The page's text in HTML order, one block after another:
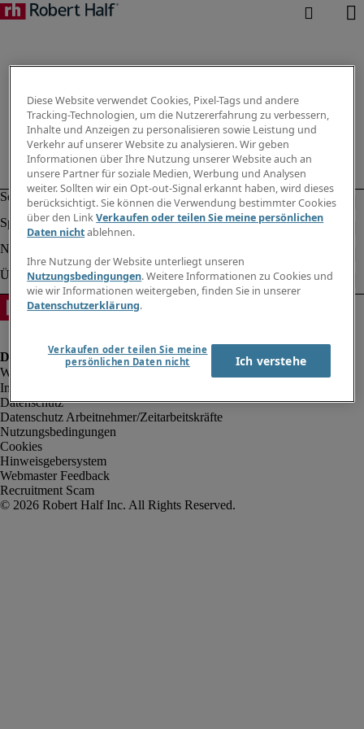
Impressum
Datenschutz
Datenschutz Arbeitnehmer/Zeitarbeitskräfte
Nutzungsbedingungen
Cookies
Hinweisgebersystem
Webmaster Feedback
Recruitment Scam
Diese Website verwendet Cookies, Pixel-Tags und andere
Tracking-Technologien, um die Nutzererfahrung zu verbessern,
Inhalte und Anzeigen zu personalisieren sowie Leistung und
Verkehr auf unserer Website zu analysieren. Wir geben
Informationen über Ihre Nutzung unserer Website auch an
unsere Partner für soziale Medien, Werbung und Analysen
weiter. Sollten wir ein Opt-out-Signal erkannt haben, wird dieses
berücksichtigt. Sie können die Verwendung bestimmter Cookies
über den LinkVerkaufen oder teilen Sie meine persönlichen
Daten nichtablehnen.
Ihre Nutzung der Website unterliegt unseren
Nutzungsbedingungen. Weitere Informationen zu Cookies und
wie wir Informationen weitergeben, finden Sie in unserer
Datenschutzerklärung.
Verkaufen oder teilen Sie meine
persönlichen Daten nicht
Ich verstehe